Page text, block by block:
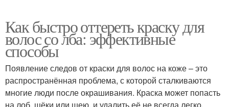
Как быстро оттереть краску для
волос со лба: эффективные
способы
Появление следов от краски для волос на коже – это
распространённая проблема, с которой сталкиваются
многие люди после окрашивания. Краска может попасть